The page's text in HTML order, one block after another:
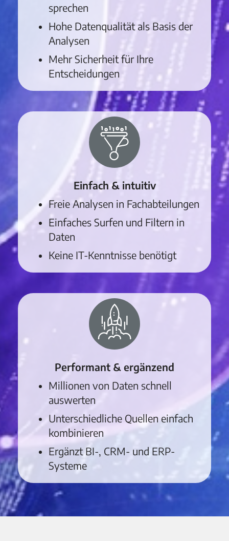
sprechen
Hohe Datenqualität als Basis der
Analysen
Mehr Sicherheit für Ihre
Entscheidungen
Einfach & intuitiv
Freie Analysen in Fachabteilungen
Einfaches Surfen und Filtern in
Daten
Keine IT-Kenntnisse benötigt
Performant & ergänzend
Millionen von Daten schnell
auswerten
Unterschiedliche Quellen einfach
kombinieren
Ergänzt BI-, CRM- und ERP-
Systeme